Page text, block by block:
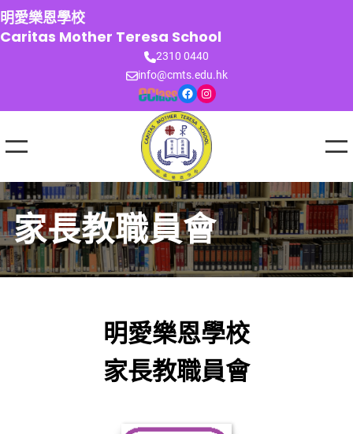
跳
至
主
明愛樂恩學校
Caritas Mother Teresa School
2310 0440
info@cmts.edu.hk
Facebook Instagram
家長教職員會
明愛樂恩學校
家長教職員會